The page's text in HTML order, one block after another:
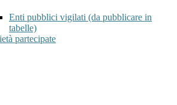
Enti pubblici vigilati (da pubblicare in
tabelle)
partecipate